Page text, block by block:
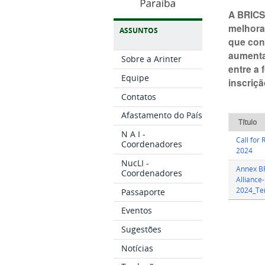
ASSUNTOS
Sobre a Arinter
Equipe
Contatos
Afastamento do País
N A I -
Coordenadores
NucLI -
Coordenadores
Passaporte
Eventos
Sugestões
Notícias
A
que
entre a
Título
Call for
2024
Annex